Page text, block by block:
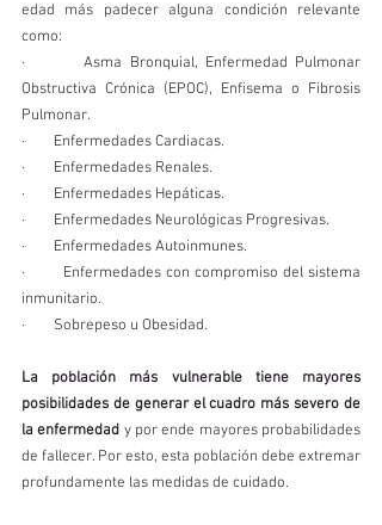
edad más padecer alguna condición relevante
como:
·        Asma Bronquial, Enfermedad Pulmonar
Obstructiva Crónica (EPOC), Enfisema o Fibrosis
Pulmonar.
·        Enfermedades Cardiacas.
·        Enfermedades Renales.
·        Enfermedades Hepáticas.
·        Enfermedades Neurológicas Progresivas.
·        Enfermedades Autoinmunes.
·        Enfermedades con compromiso del sistema
inmunitario.
·        Sobrepeso u Obesidad.
La población más vulnerable tiene mayores
posibilidades de generar el cuadro más severo de
la enfermedad y por ende mayores probabilidades
de fallecer. Por esto, esta población debe extremar
profundamente las medidas de cuidado.